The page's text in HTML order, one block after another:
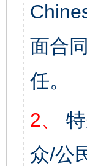
面合
任。
2、
众/公